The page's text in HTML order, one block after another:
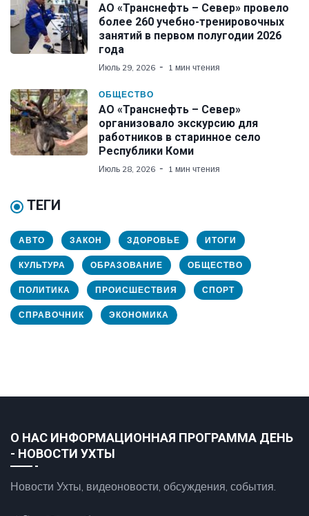
АО «Транснефть – Север» провело
более 260 учебно-тренировочных
занятий в первом полугодии 2026
года
Июль 29, 2026 1 мин чтения
ОБЩЕСТВО
АО «Транснефть – Север»
организовало экскурсию для
работников в старинное село
Республики Коми
Июль 28, 2026 1 мин чтения
ТЕГИ
АВТО ЗАКОН ЗДОРОВЬЕ ИТОГИ
КУЛЬТУРА ОБРАЗОВАНИЕ ОБЩЕСТВО
ПОЛИТИКА ПРОИСШЕСТВИЯ СПОРТ
СПРАВОЧНИК ЭКОНОМИКА
О НАС ИНФОРМАЦИОННАЯ ПРОГРАММА ДЕНЬ
- НОВОСТИ УХТЫ
Новости Ухты, видеоновости, обсуждения, события.